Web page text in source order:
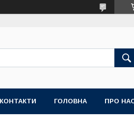
КОНТАКТИ ГОЛОВНА ПРО